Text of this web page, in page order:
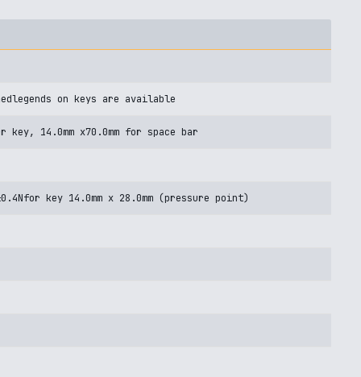
on keys are available
key, 14.0mm x70.0mm for space bar
key 14.0mm x 28.0mm (pressure point)